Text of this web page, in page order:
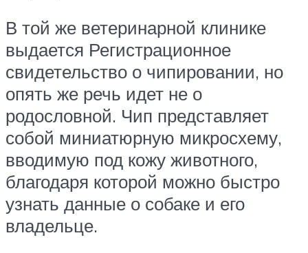
В той же ветеринарной клинике
выдается Регистрационное
свидетельство о чипировании, но
опять же речь идет не о
родословной. Чип представляет
собой миниатюрную микросхему,
вводимую под кожу животного,
благодаря которой можно быстро
узнать данные о собаке и его
владельце.